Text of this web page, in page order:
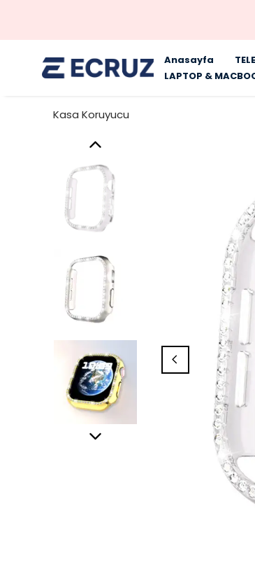
Anasayfa
LAPTOP &
Kasa Koruyucu